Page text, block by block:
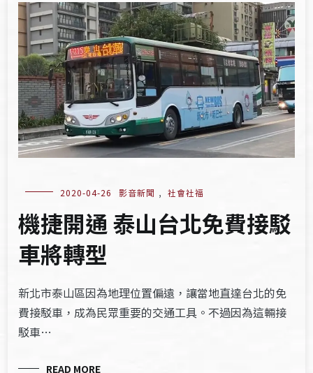
2020-04-26 影音新聞 , 社會社福
機捷開通 泰山台北免費接駁
車將轉型
新北市泰山區因為地理位置偏遠，讓當地直達台北的免
費接駁車，成為民眾重要的交通工具。不過因為這輛接
駁車…
READ MORE